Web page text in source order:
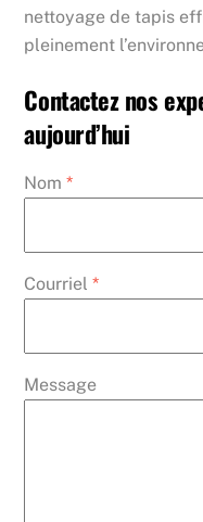
nettoyage de tapis
pleinement
Contactez nos
aujourd’hui
Nom*
Courriel*
Message